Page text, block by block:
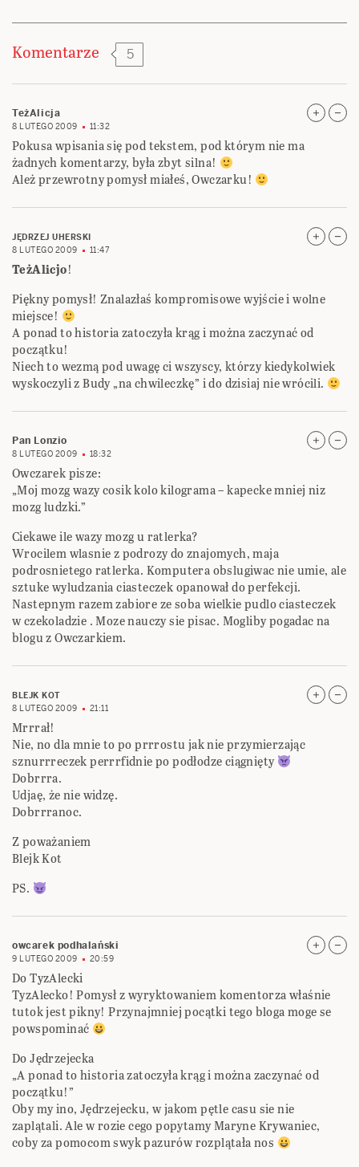
Komentarze 5
TeżAlicja
8 LUTEGO 2009 11:32
Pokusa wpisania się pod tekstem, pod którym nie ma
żadnych komentarzy, była zbyt silna!
Ależ przewrotny pomysł miałeś, Owczarku!
JĘDRZEJ UHERSKI
8 LUTEGO 2009
11:47
TeżAlicjo!
Piękny pomysł! Znalazłaś kompromisowe wyjście i wolne
miejsce!
A ponad to historia zatoczyła krąg i można zaczynać od
początku!
Niech to wezmą pod uwagę ci wszyscy, którzy kiedykolwiek
wyskoczyli z Budy „na chwileczkę” i do dzisiaj nie wrócili.
Pan Lonzio
8 LUTEGO 2009 18:32
Owczarek pisze:
„Moj mozg wazy cosik kolo kilograma – kapecke mniej niz
mozg ludzki.”
Ciekawe ile wazy mozg u ratlerka?
Wrocilem wlasnie z podrozy do znajomych, maja
podrosnietego ratlerka. Komputera obslugiwac nie umie, ale
sztuke wyludzania ciasteczek opanował do perfekcji.
Nastepnym razem zabiore ze soba wielkie pudlo ciasteczek
w czekoladzie . Moze nauczy sie pisac. Mogliby pogadac na
blogu z Owczarkiem.
BLEJK KOT
8 LUTEGO 2009
21:11
Mrrrał!
Nie, no dla mnie to po prrrostu jak nie przymierzając
sznurrreczek perrrfidnie po podłodze ciągnięty
Dobrrra.
Udjaę, że nie widzę.
Dobrrranoc.
Z poważaniem
Blejk Kot
PS.
owcarek podhalański
9 LUTEGO 2009 20:59
Do TyzAlecki
TyzAlecko! Pomysł z wyryktowaniem komentorza właśnie
tutok jest pikny! Przynajmniej pocątki tego bloga moge se
powspominać
Do Jędrzejecka
„A ponad to historia zatoczyła krąg i można zaczynać od
początku!”
Oby my ino, Jędrzejecku, w jakom pętle casu sie nie
zaplątali. Ale w rozie cego popytamy Maryne Krywaniec,
coby za pomocom swyk pazurów rozplątała nos